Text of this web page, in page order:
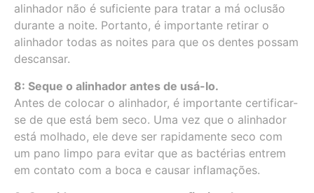
alinhador não é suficiente para tratar a má oclusão
durante a noite. Portanto, é importante retirar o
alinhador todas as noites para que os dentes possam
descansar.
8: Seque o alinhador antes de usá-lo.
Antes de colocar o alinhador, é importante certificar-
se de que está bem seco. Uma vez que o alinhador
está molhado, ele deve ser rapidamente seco com
um pano limpo para evitar que as bactérias entrem
em contato com a boca e causar inflamações.